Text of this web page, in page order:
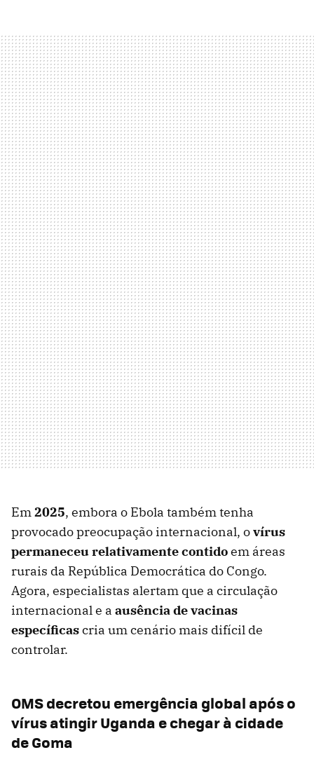
Em2025, embora o Ebola também tenha
provocado preocupação internacional, ovírus
permaneceu relativamente contidoem áreas
rurais da República Democrática do Congo.
Agora, especialistas alertam que a circulação
internacional e a ausência de vacinas
específicascria um cenário mais difícil de
controlar.
OMS decretou emergência global após o
vírus atingir Uganda e chegar à cidade
de Goma